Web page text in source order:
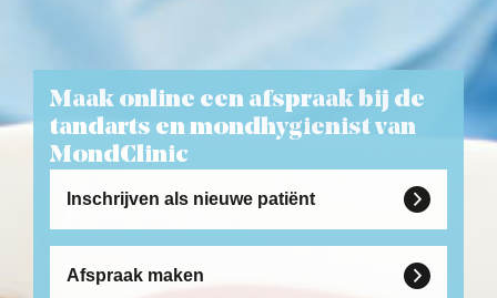
Maak online een afspraak bij de
tandarts en mondhygienist van
MondClinic
Inschrijven als nieuwe patiënt 
Afspraak maken 